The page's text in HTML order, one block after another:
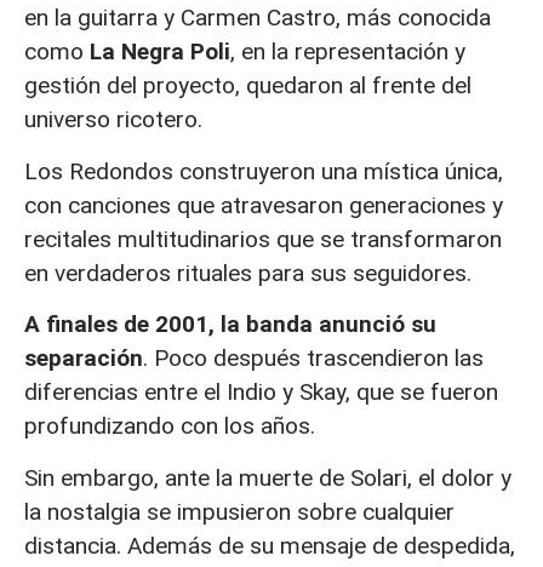
en la guitarra y Carmen Castro, más conocida
como La Negra Poli, en la representación y
gestión del proyecto, quedaron al frente del
universo ricotero.
Los Redondos construyeron una mística única,
con canciones que atravesaron generaciones y
recitales multitudinarios que se transformaron
en verdaderos rituales para sus seguidores.
A finales de 2001, la banda anunció su
separación. Poco después trascendieron las
diferencias entre el Indio y Skay, que se fueron
profundizando con los años.
Sin embargo, ante la muerte de Solari, el dolor y
la nostalgia se impusieron sobre cualquier
distancia. Además de su mensaje de despedida,